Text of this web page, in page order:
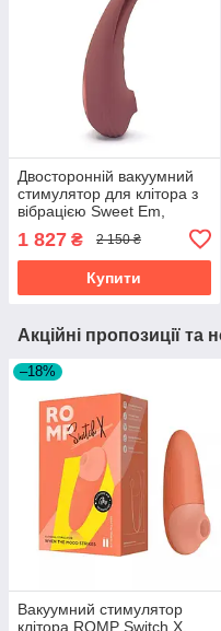
Двосторонній вакуумний
стимулятор для клітора з
вібрацією Sweet Em,
1 827 ₴ 2 150 ₴
Купити
Акційні пропозиції та
–18%
Вакуумний стимулятор
клітора ROMP Switch X,